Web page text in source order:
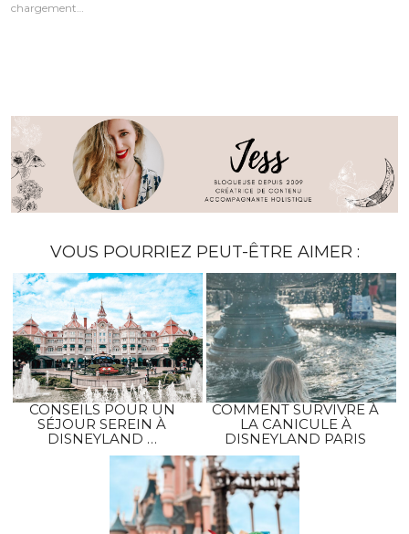
chargement…
VOUS POURRIEZ PEUT-ÊTRE AIMER :
CONSEILS POUR UN
SÉJOUR SEREIN À
DISNEYLAND …
COMMENT SURVIVRE À
LA CANICULE À
DISNEYLAND PARIS